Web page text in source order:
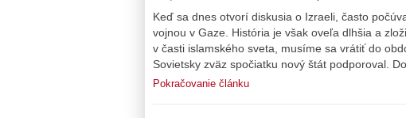
Keď sa dnes otvorí diskusia o Izraeli, často
vojnou v Gaze. História je však oveľa dlhšia a
v časti islamského sveta, musíme sa vrátiť do
Sovietsky zväz spočiatku nový štát podporoval.
Pokračovanie článku